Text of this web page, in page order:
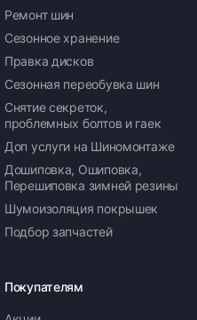
Ремонт шин
Сезонное хранение
Правка дисков
Сезонная переобувка шин
Снятие секреток,
проблемных болтов и гаек
Доп услуги на Шиномонтаже
Дошиповка, Ошиповка,
Перешиповка зимней резины
Шумоизоляция покрышек
Подбор запчастей
Покупателям